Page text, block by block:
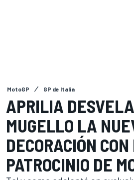
MotoGP GP de Italia
APRILIA
MUGELLO LA
DECORACIÓN
PATROCINIO DE